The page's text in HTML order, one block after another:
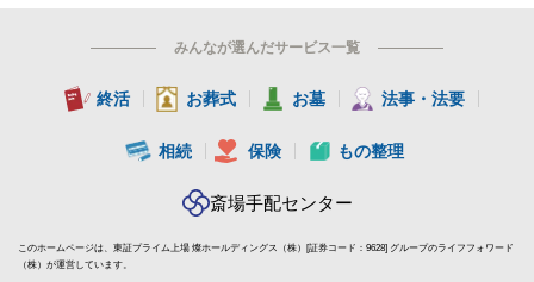
みんなが選んだサービス一覧
終活 お葬式 お墓 法事・法要
相続 保険 もの整理
斎場手配センター
このホームページは、東証プライム上場 燦ホールディングス（株）[証券コード：9628] グループのライフフォワード
（株）が運営しています。